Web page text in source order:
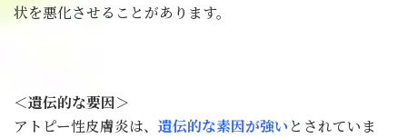
状を悪化させることがあります。
＜遺伝的な要因＞
アトピー性皮膚炎は、 遺伝的な素因が強いとされていま